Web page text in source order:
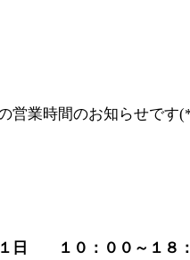
営業時間のお知らせです
１日 １０：００～１８